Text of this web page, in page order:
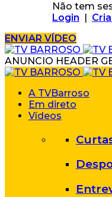
Não tem
Login |
ENVIAR VÍDEO
ANUNCIO HEADER
A TVBarroso
Em direto
Vídeos